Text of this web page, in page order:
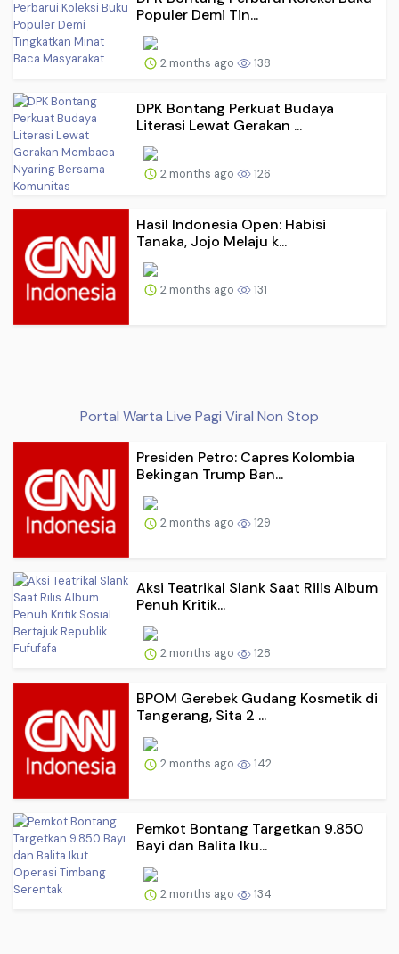
Populer Demi Tin...
2 months ago 138
DPK Bontang Perkuat Budaya
Literasi Lewat Gerakan ...
2 months ago 126
Hasil Indonesia Open: Habisi
Tanaka, Jojo Melaju k...
2 months ago 131
Portal Warta Live Pagi Viral Non Stop
Presiden Petro: Capres Kolombia
Bekingan Trump Ban...
2 months ago 129
Aksi Teatrikal Slank Saat Rilis Album
Penuh Kritik...
2 months ago 128
BPOM Gerebek Gudang Kosmetik di
Tangerang, Sita 2 ...
2 months ago 142
Pemkot Bontang Targetkan 9.850
Bayi dan Balita Iku...
2 months ago 134